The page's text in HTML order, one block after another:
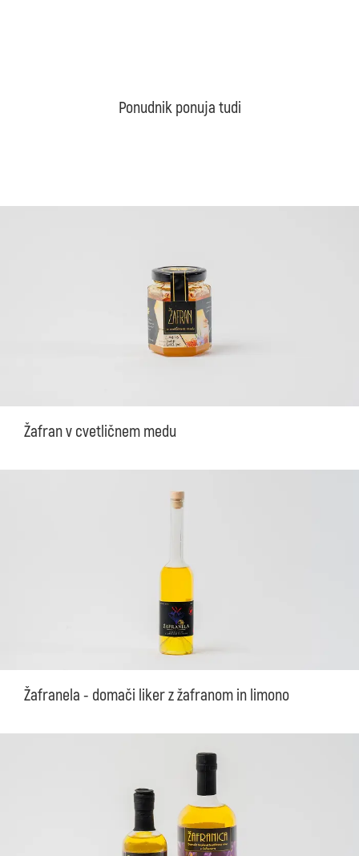
Ponudnik ponuja tudi
Žafran v cvetličnem medu
Žafranela - domači liker z žafranom in limono